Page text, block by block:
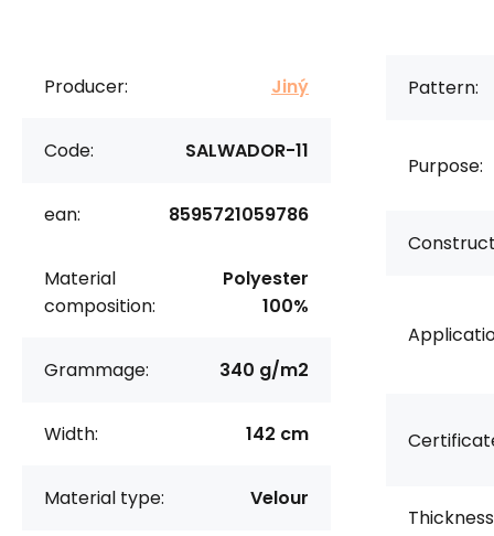
Producer: Jiný
Code: SALWADOR-11
ean: 8595721059786
Material
composition:
Polyester
100%
Grammage: 340 g/m2
Width: 142 cm
Material type: Velour
Pattern:
Purpose: